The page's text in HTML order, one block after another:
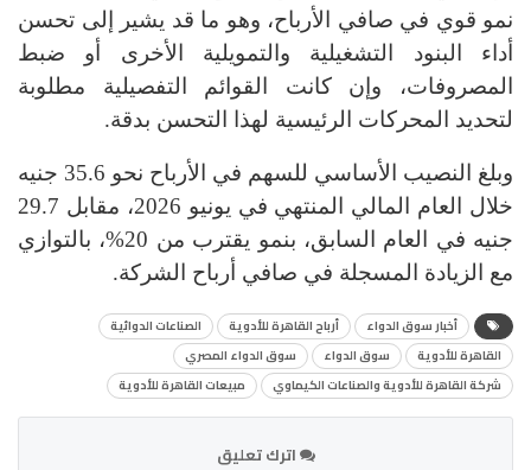
نمو قوي في صافي الأرباح، وهو ما قد يشير إلى تحسن
أداء البنود التشغيلية والتمويلية الأخرى أو ضبط
المصروفات، وإن كانت القوائم التفصيلية مطلوبة
لتحديد المحركات الرئيسية لهذا التحسن بدقة.
وبلغ النصيب الأساسي للسهم في الأرباح نحو 35.6 جنيه
خلال العام المالي المنتهي في يونيو 2026، مقابل 29.7
جنيه في العام السابق، بنمو يقترب من 20%، بالتوازي
مع الزيادة المسجلة في صافي أرباح الشركة.
أخبار سوق الدواء أرباح القاهرة للأدوية
الصناعات الدوائية
القاهرة للأدوية
سوق الدواء
سوق الدواء المصري
شركة القاهرة للأدوية والصناعات الكيماوي
مبيعات القاهرة للأدوية
اترك تعليق